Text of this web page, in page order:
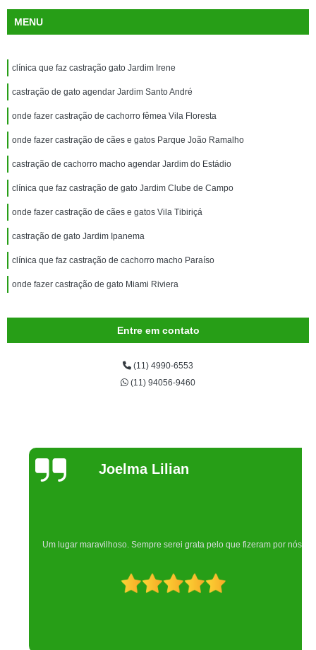
MENU
clínica que faz castração gato Jardim Irene
castração de gato agendar Jardim Santo André
onde fazer castração de cachorro fêmea Vila Floresta
onde fazer castração de cães e gatos Parque João Ramalho
castração de cachorro macho agendar Jardim do Estádio
clínica que faz castração de gato Jardim Clube de Campo
onde fazer castração de cães e gatos Vila Tibiriçá
castração de gato Jardim Ipanema
clínica que faz castração de cachorro macho Paraíso
onde fazer castração de gato Miami Riviera
Entre em contato
(11) 4990-6553
(11) 94056-9460
Joelma Lilian
Um lugar maravilhoso. Sempre serei grata pelo que fizeram por nós!